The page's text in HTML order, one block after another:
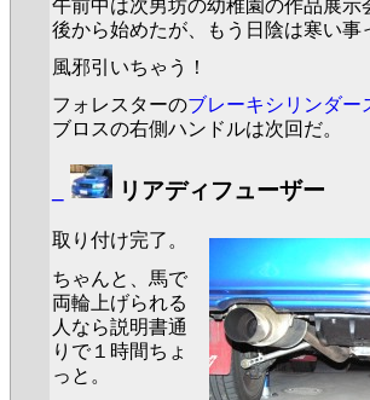
午前中は次男坊の幼稚園の作品展示
後から始めたが、もう日陰は寒い事
風邪引いちゃう！
フォレスターのブレーキシリンダー
ブロスの右側ハンドルは次回だ。
リアディフューザー
取り付け完了。
ちゃんと、馬で
両輪上げられる
人なら説明書通
りで１時間ちょ
っと。